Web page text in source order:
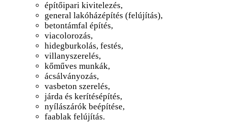
építőipari kivitelezés,
general lakóházépítés (felújítás),
betontámfal építés,
viacolorozás,
hidegburkolás, festés,
villanyszerelés,
kőműves munkák,
ácsálványozás,
vasbeton szerelés,
járda és kerítésépítés,
nyílászárók beépítése,
faablak felújítás.